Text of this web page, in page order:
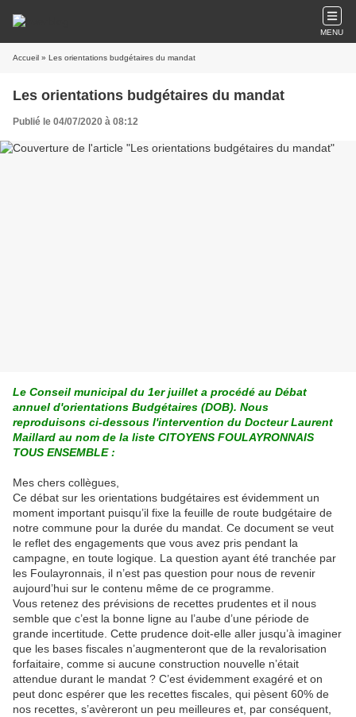
MENU
Accueil » Les orientations budgétaires du mandat
Les orientations budgétaires du mandat
Publié le 04/07/2020 à 08:12
Le Conseil municipal du 1er juillet a procédé au Débat
annuel d'orientations Budgétaires (DOB). Nous
reproduisons ci-dessous l'intervention du Docteur Laurent
Maillard au nom de la liste CITOYENS FOULAYRONNAIS
TOUS ENSEMBLE :
Mes chers collègues,
Ce débat sur les orientations budgétaires est évidemment un
moment important puisqu’il fixe la feuille de route budgétaire de
notre commune pour la durée du mandat. Ce document se veut
le reflet des engagements que vous avez pris pendant la
campagne, en toute logique. La question ayant été tranchée par
les Foulayronnais, il n’est pas question pour nous de revenir
aujourd’hui sur le contenu même de ce programme.
Vous retenez des prévisions de recettes prudentes et il nous
semble que c’est la bonne ligne au l’aube d’une période de
grande incertitude. Cette prudence doit-elle aller jusqu’à imaginer
que les bases fiscales n’augmenteront que de la revalorisation
forfaitaire, comme si aucune construction nouvelle n’était
attendue durant le mandat ? C’est évidemment exagéré et on
peut donc espérer que les recettes fiscales, qui pèsent 60% de
nos recettes, s’avèreront un peu meilleures et, par conséquent,